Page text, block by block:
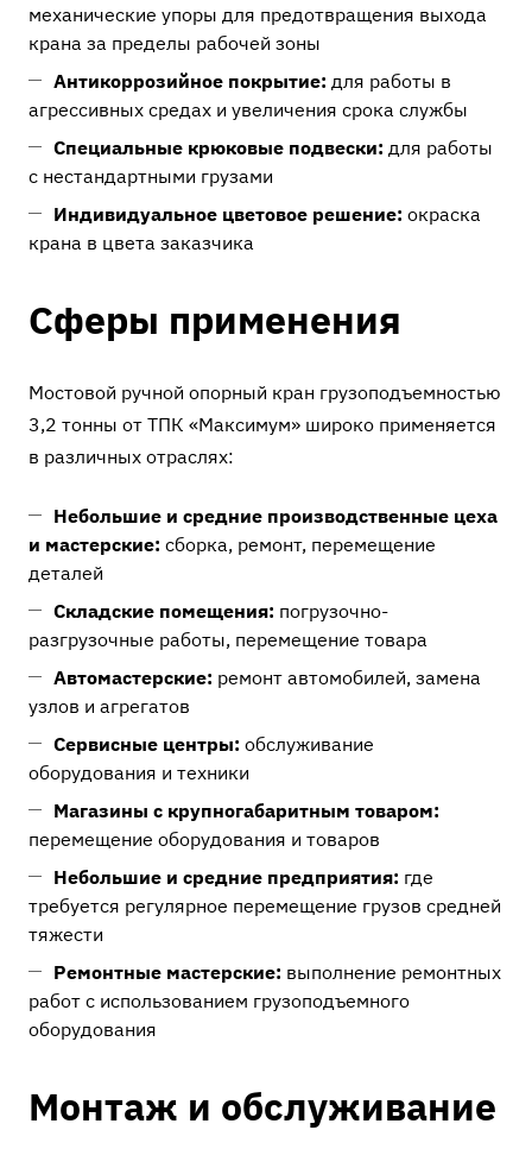
механические упоры для предотвращения выхода
крана за пределы рабочей зоны
Антикоррозийное покрытие: для работы в
агрессивных средах и увеличения срока службы
Специальные крюковые подвески: для работы
с нестандартными грузами
Индивидуальное цветовое решение: окраска
крана в цвета заказчика
Сферы применения
Мостовой ручной опорный кран грузоподъемностью
3,2 тонны от ТПК «Максимум» широко применяется
в различных отраслях:
Небольшие и средние производственные цеха
и мастерские: сборка, ремонт, перемещение
деталей
Складские помещения: погрузочно-
разгрузочные работы, перемещение товара
Автомастерские: ремонт автомобилей, замена
узлов и агрегатов
Сервисные центры: обслуживание
оборудования и техники
Магазины с крупногабаритным товаром:
перемещение оборудования и товаров
Небольшие и средние предприятия: где
требуется регулярное перемещение грузов средней
тяжести
Ремонтные мастерские: выполнение ремонтных
работ с использованием грузоподъемного
оборудования
Монтаж и обслуживание